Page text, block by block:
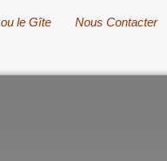
le Gîte Nous Contacter